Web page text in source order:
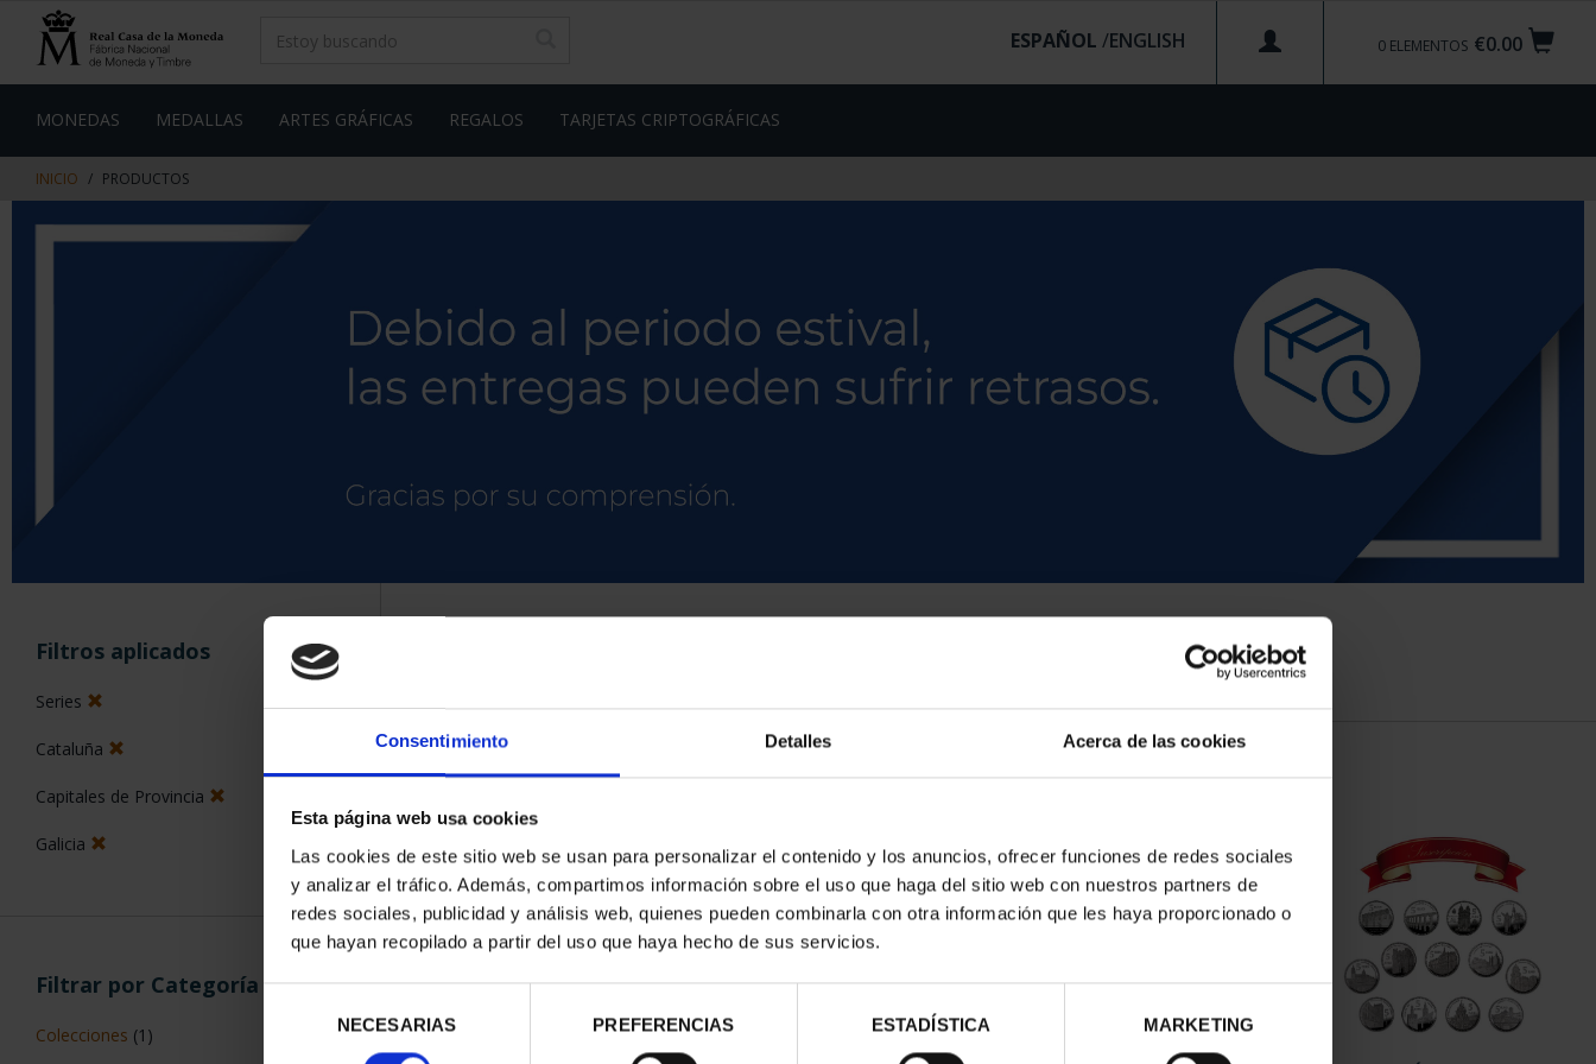
Consentimiento Detalles Acerca de las cookies
Esta página web usa cookies
Las cookies de este sitio web se usan para personalizar el contenido y los anuncios, ofrecer funciones de redes sociales
y analizar el tráfico. Además, compartimos información sobre el uso que haga del sitio web con nuestros partners de
redes sociales, publicidad y análisis web, quienes pueden combinarla con otra información que les haya proporcionado o
que hayan recopilado a partir del uso que haya hecho de sus servicios.
consentimiento
NECESARIAS PREFERENCIAS ESTADÍSTICA MARKETING
contenido
de
€0.00
0 ELEMENTOS
ESPAÑOL /
MONEDAS MEDALLAS ARTES GRÁFICAS REGALOS TARJETAS CRIPTOGRÁFICAS
INICIO PRODUCTOS
Filtros aplicados
Series
Cataluña
Capitales de Provincia
Galicia
Filtrar por Categoría
Colecciones (1)